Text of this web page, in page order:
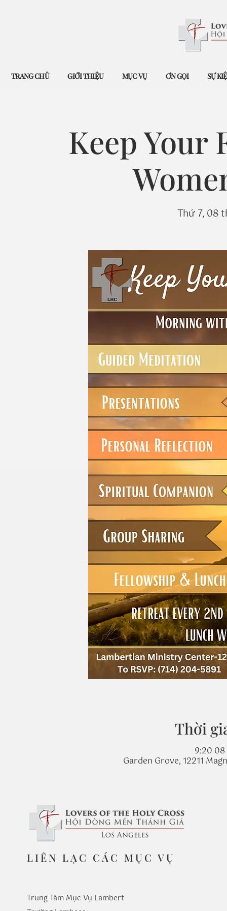
TRANG CHỦ GIỚI THIỆU MỤC VỤ ƠN GỌI SỰ
Keep
Thứ 7, 08
Thời
9:20
Garden Grove, 12211
LIÊN LẠC CÁC MỤC VỤ
Trung Tâm Mục Vụ Lambert